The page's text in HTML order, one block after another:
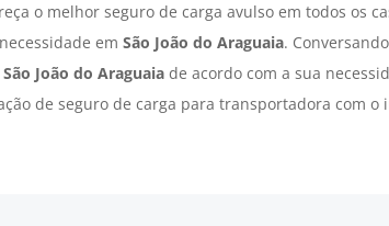
o melhor seguro de carga avulso em todos os
em São João do Araguaia.
São João do Araguaiade acordo com a sua
de seguro de carga para transportadora com